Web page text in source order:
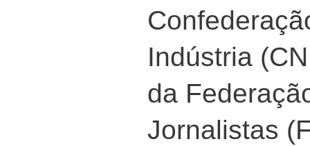
Indústria
da
Jornalistas